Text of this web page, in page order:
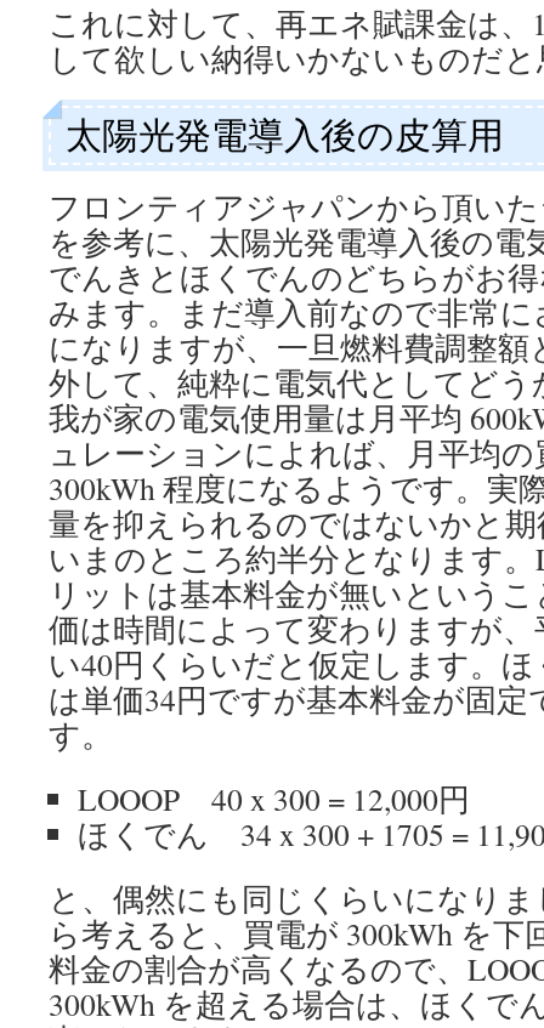
これに対して、再エネ賦課金は
して欲しい納得いかないものだ
太陽光発電導入後の皮算用
フロンティアジャパンから頂い
を参考に、太陽光発電導入後の電
でんきとほくでんのどちらがお
みます。まだ導入前なので非常
になりますが、一旦燃料費調整
外して、純粋に電気代としてど
我が家の電気使用量は月平均
ュレーションによれば、月平均
300kWh 程度になるようです。実
量を抑えられるのではないかと
いまのところ約半分となります。
リットは基本料金が無いという
価は時間によって変わりますが
い40円くらいだと仮定します。
は単価34円ですが基本料金が固定
す。
LOOOP 40 x 300 = 12,000円
ほくでん 34 x 300 + 1705 =
と、偶然にも同じくらいになり
ら考えると、買電が 300kWh を
料金の割合が高くなるので、
300kWh を超える場合は、ほくで